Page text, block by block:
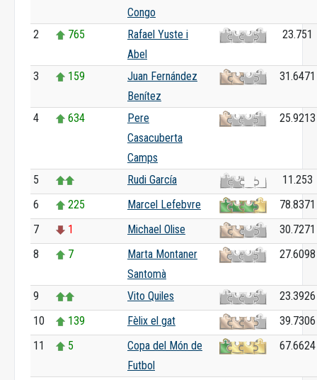
Congo
2 765
Rafael Yuste i
Abel
23.751
3 159
Juan Fernández
Benítez
31.6471
4 634
Pere
Casacuberta
Camps
25.9213
5 Rudi García
11.253
6
225 Marcel Lefebvre
78.8371
7
1 Michael Olise
30.7271
8
7
Marta Montaner
Santomà
27.6098
9 Vito Quiles
23.3926
10
139 Fèlix el gat
39.7306
11
5
Copa del Món de
Futbol
67.6624